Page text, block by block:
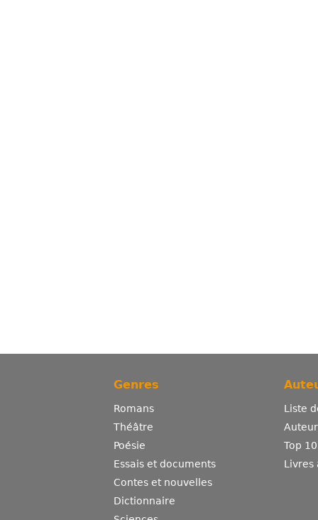
Genres
Romans
Théâtre
Poésie
Essais et documents
Contes et nouvelles
Dictionnaire
Liste
Top
Livres